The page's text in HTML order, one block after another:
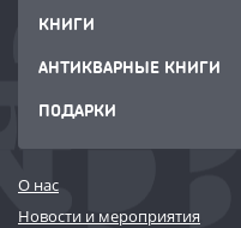
КНИГИ
АНТИКВАРНЫЕ КНИГИ
ПОДАРКИ
О нас
Новости и мероприятия